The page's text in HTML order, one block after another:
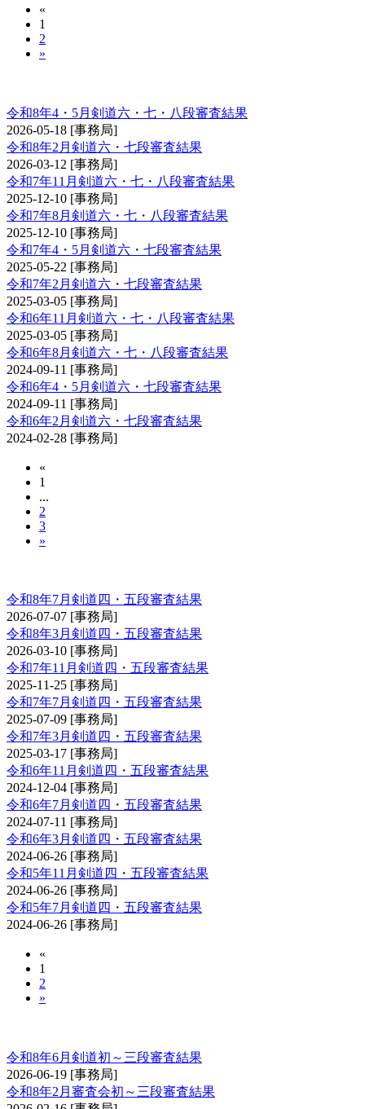
«
1
2
»
令和8年4・5月剣道六・七・八段審査結果
2026-05-18 [事務局]
令和8年2月剣道六・七段審査結果
2026-03-12 [事務局]
令和7年11月剣道六・七・八段審査結果
2025-12-10 [事務局]
令和7年8月剣道六・七・八段審査結果
2025-12-10 [事務局]
令和7年4・5月剣道六・七段審査結果
2025-05-22 [事務局]
令和7年2月剣道六・七段審査結果
2025-03-05 [事務局]
令和6年11月剣道六・七・八段審査結果
2025-03-05 [事務局]
令和6年8月剣道六・七・八段審査結果
2024-09-11 [事務局]
令和6年4・5月剣道六・七段審査結果
2024-09-11 [事務局]
令和6年2月剣道六・七段審査結果
2024-02-28 [事務局]
«
1
...
2
3
»
令和8年7月剣道四・五段審査結果
2026-07-07 [事務局]
令和8年3月剣道四・五段審査結果
2026-03-10 [事務局]
令和7年11月剣道四・五段審査結果
2025-11-25 [事務局]
令和7年7月剣道四・五段審査結果
2025-07-09 [事務局]
令和7年3月剣道四・五段審査結果
2025-03-17 [事務局]
令和6年11月剣道四・五段審査結果
2024-12-04 [事務局]
令和6年7月剣道四・五段審査結果
2024-07-11 [事務局]
令和6年3月剣道四・五段審査結果
2024-06-26 [事務局]
令和5年11月剣道四・五段審査結果
2024-06-26 [事務局]
令和5年7月剣道四・五段審査結果
2024-06-26 [事務局]
«
1
2
»
令和8年6月剣道初～三段審査結果
2026-06-19 [事務局]
令和8年2月審査会初～三段審査結果